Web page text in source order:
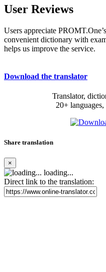
User Reviews
Users appreciate
convenient dictionary with
helps us improve the service.
Download the translator
Translator,
20+
Share translation
×
loading...
Direct link to the translation: